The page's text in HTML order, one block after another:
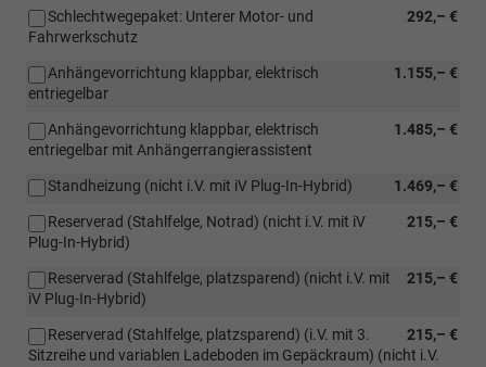
292,– €
Schlechtwegepaket: Unterer Motor- und
Fahrwerkschutz
1.155,– €
Anhängevorrichtung klappbar, elektrisch
entriegelbar
1.485,– €
Anhängevorrichtung klappbar, elektrisch
entriegelbar mit Anhängerrangierassistent
1.469,– €
Standheizung (nicht i.V. mit iV Plug-In-Hybrid)
215,– €
Reserverad (Stahlfelge, Notrad) (nicht i.V. mit iV
Plug-In-Hybrid)
215,– €
Reserverad (Stahlfelge, platzsparend) (nicht i.V. mit
iV Plug-In-Hybrid)
215,– €
Reserverad (Stahlfelge, platzsparend) (i.V. mit 3.
Sitzreihe und variablen Ladeboden im Gepäckraum) (nicht i.V.